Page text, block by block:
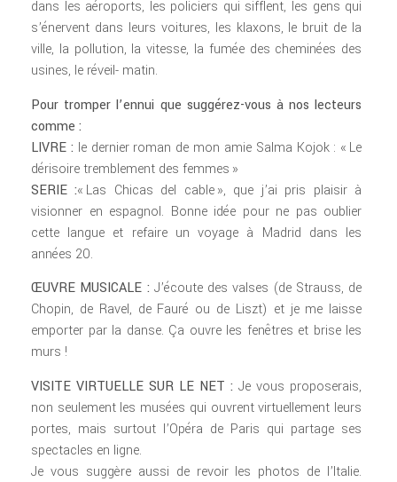
dans les aéroports, les policiers qui sifflent, les gens qui
s’énervent dans leurs voitures, les klaxons, le bruit de la
ville, la pollution, la vitesse, la fumée des cheminées des
usines, le réveil- matin.
Pour tromper l’ennui que suggérez-vous à nos lecteurs
comme :
LIVRE : le dernier roman de mon amie Salma Kojok : « Le
dérisoire tremblement des femmes »
SERIE :« Las Chicas del cable », que j’ai pris plaisir à
visionner en espagnol. Bonne idée pour ne pas oublier
cette langue et refaire un voyage à Madrid dans les
années 20.
ŒUVRE MUSICALE : J’écoute des valses (de Strauss, de
Chopin, de Ravel, de Fauré ou de Liszt) et je me laisse
emporter par la danse. Ça ouvre les fenêtres et brise les
murs !
VISITE VIRTUELLE SUR LE NET :Je vous proposerais,
non seulement les musées qui ouvrent virtuellement leurs
portes, mais surtout l’Opéra de Paris qui partage ses
spectacles en ligne.
Je vous suggère aussi de revoir les photos de l’Italie.